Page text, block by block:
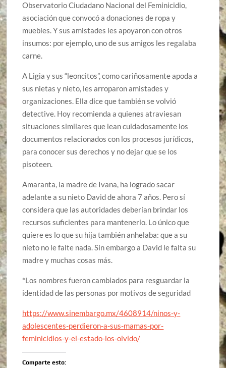
Observatorio Ciudadano Nacional del Feminicidio,
asociación que convocó a donaciones de ropa y
muebles. Y sus amistades les apoyaron con otros
insumos: por ejemplo, uno de sus amigos les regalaba
carne.
A Ligia y sus “leoncitos”, como cariñosamente apoda a
sus nietas y nieto, les arroparon amistades y
organizaciones. Ella dice que también se volvió
detective. Hoy recomienda a quienes atraviesan
situaciones similares que lean cuidadosamente los
documentos relacionados con los procesos jurídicos,
para conocer sus derechos y no dejar que se los
pisoteen.
Amaranta, la madre de Ivana, ha logrado sacar
adelante a su nieto David de ahora 7 años. Pero sí
considera que las autoridades deberían brindar los
recursos suficientes para mantenerlo. Lo único que
quiere es lo que su hija también anhelaba: que a su
nieto no le falte nada. Sin embargo a David le falta su
madre y muchas cosas más.
*Los nombres fueron cambiados para resguardar la
identidad de las personas por motivos de seguridad
https://www.sinembargo.mx/4608914/ninos-y-
adolescentes-perdieron-a-sus-mamas-por-
feminicidios-y-el-estado-los-olvido/
Comparte esto: